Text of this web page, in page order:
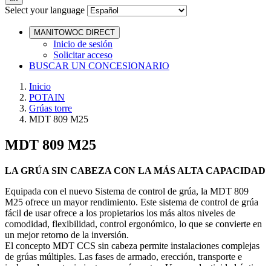
Select your language
MANITOWOC DIRECT
Inicio de sesión
Solicitar acceso
BUSCAR UN CONCESIONARIO
Inicio
POTAIN
Grúas torre
MDT 809 M25
MDT 809 M25
LA GRÚA SIN CABEZA CON LA MÁS ALTA CAPACIDAD
Equipada con el nuevo Sistema de control de grúa, la MDT 809
M25 ofrece un mayor rendimiento. Este sistema de control de grúa
fácil de usar ofrece a los propietarios los más altos niveles de
comodidad, flexibilidad, control ergonómico, lo que se convierte en
un mejor retorno de la inversión.
El concepto MDT CCS sin cabeza permite instalaciones complejas
de grúas múltiples. Las fases de armado, erección, transporte e